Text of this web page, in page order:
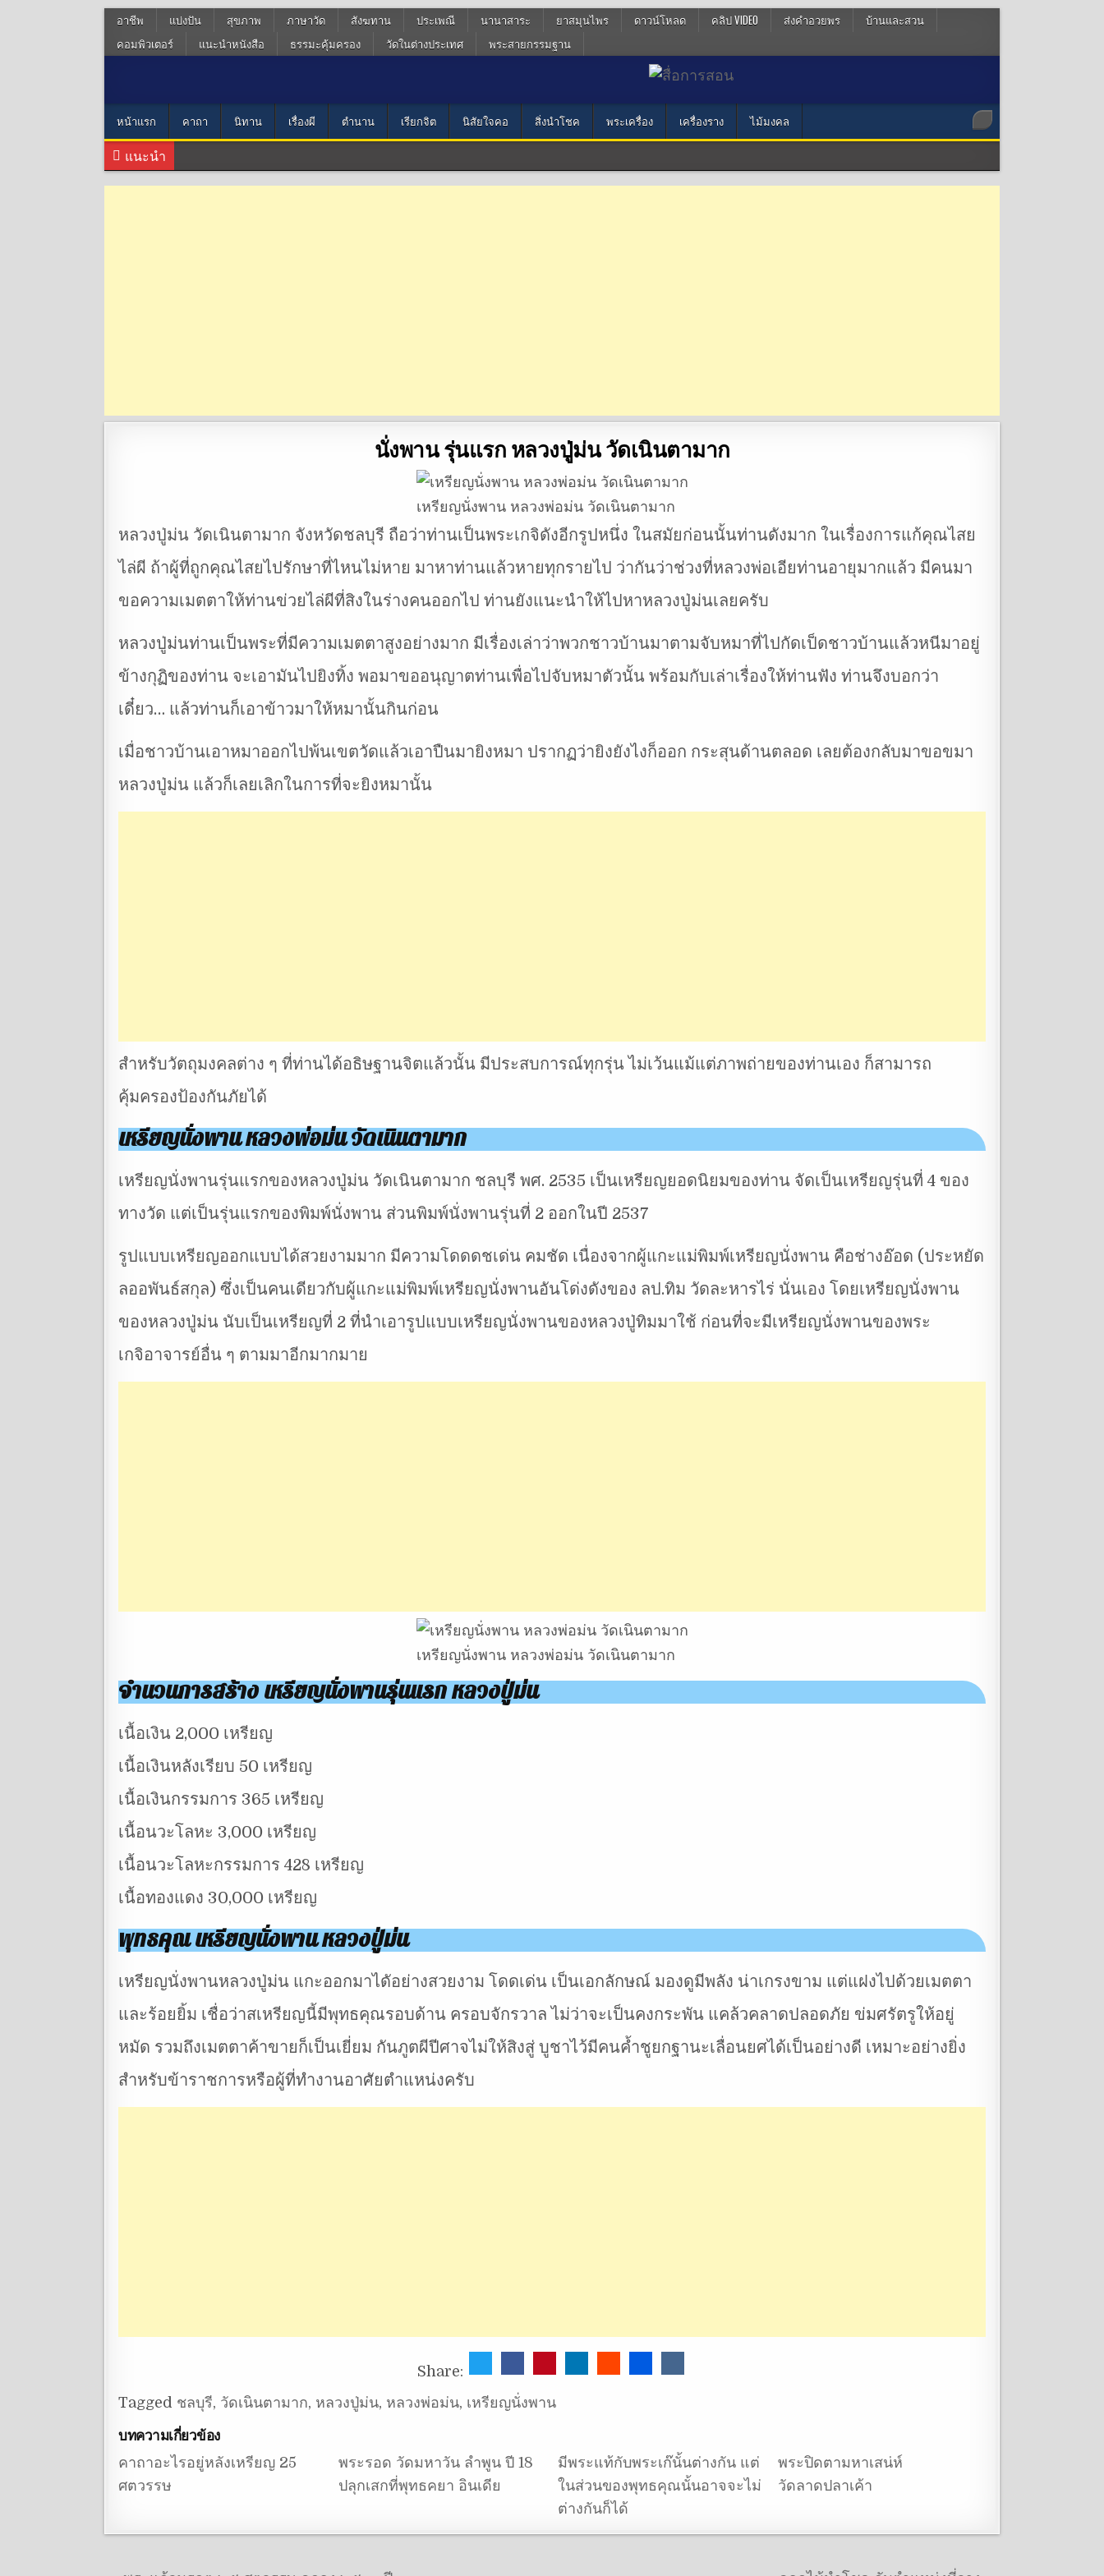
อาชีพ แบ่งปัน สุขภาพ ภาษาวัด สังฆทาน ประเพณี นานาสาระ ยาสมุนไพร ดาวน์โหลด คลิป VIDEO ส่งคำอวยพร
บ้านและสวน
คอมพิวเตอร์
แนะนำหนังสือ ธรรมะคุ้มครอง วัดในต่างประเทศ พระสายกรรมฐาน
หน้าแรก คาถา นิทาน เรื่องผี ตำนาน เรียกจิต นิสัยใจคอ สิ่งนำโชค พระเครื่อง เครื่องราง ไม้มงคล
แนะนำ
นั่งพาน รุ่นแรก หลวงปู่ม่น วัดเนินตามาก
เหรียญนั่งพาน หลวงพ่อม่น วัดเนินตามาก
หลวงปู่ม่น วัดเนินตามาก จังหวัดชลบุรี ถือว่าท่านเป็นพระเกจิดังอีกรูปหนึ่ง ในสมัยก่อนนั้นท่านดังมาก ในเรื่องการแก้คุณไสย
ไล่ผี ถ้าผู้ที่ถูกคุณไสยไปรักษาที่ไหนไม่หาย มาหาท่านแล้วหายทุกรายไป ว่ากันว่าช่วงที่หลวงพ่อเอียท่านอายุมากแล้ว มีคนมา
ขอความเมตตาให้ท่านข่วยไล่ผีที่สิงในร่างคนออกไป ท่านยังแนะนำให้ไปหาหลวงปู่ม่นเลยครับ
หลวงปู่ม่นท่านเป็นพระที่มีความเมตตาสูงอย่างมาก มีเรื่องเล่าว่าพวกชาวบ้านมาตามจับหมาที่ไปกัดเป็ดชาวบ้านแล้วหนีมาอยู่
ข้างกุฏิของท่าน จะเอามันไปยิงทิ้ง พอมาขออนุญาตท่านเพื่อไปจับหมาตัวนั้น พร้อมกับเล่าเรื่องให้ท่านฟัง ท่านจึงบอกว่า
เดี๋ยว… แล้วท่านก็เอาข้าวมาให้หมานั้นกินก่อน
เมื่อชาวบ้านเอาหมาออกไปพ้นเขตวัดแล้วเอาปืนมายิงหมา ปรากฏว่ายิงยังไงก็ออก กระสุนด้านตลอด เลยต้องกลับมาขอขมา
หลวงปู่ม่น แล้วก็เลยเลิกในการที่จะยิงหมานั้น
สำหรับวัตถุมงคลต่าง ๆ ที่ท่านได้อธิษฐานจิตแล้วนั้น มีประสบการณ์ทุกรุ่น ไม่เว้นแม้แต่ภาพถ่ายของท่านเอง ก็สามารถ
คุ้มครองป้องกันภัยได้
เหรียญนั่งพาน หลวงพ่อม่น วัดเนินตามาก
เหรียญนั่งพานรุ่นแรกของหลวงปู่ม่น วัดเนินตามาก ชลบุรี พศ. 2535 เป็นเหรียญยอดนิยมของท่าน จัดเป็นเหรียญรุ่นที่ 4 ของ
ทางวัด แต่เป็นรุ่นแรกของพิมพ์นั่งพาน ส่วนพิมพ์นั่งพานรุ่นที่ 2 ออกในปี 2537
รูปแบบเหรียญออกแบบได้สวยงามมาก มีความโดดดชเด่น คมชัด เนื่องจากผู้แกะแม่พิมพ์เหรียญนั่งพาน คือช่างอ๊อด (ประหยัด
ลออพันธ์สกุล) ซึ่งเป็นคนเดียวกับผู้แกะแม่พิมพ์เหรียญนั่งพานอันโด่งดังของ ลป.ทิม วัดละหารไร่ นั่นเอง โดยเหรียญนั่งพาน
ของหลวงปู่ม่น นับเป็นเหรียญที่ 2 ที่นำเอารูปแบบเหรียญนั่งพานของหลวงปู่ทิมมาใช้ ก่อนที่จะมีเหรียญนั่งพานของพระ
เกจิอาจารย์อื่น ๆ ตามมาอีกมากมาย
เหรียญนั่งพาน หลวงพ่อม่น วัดเนินตามาก
จำนวนการสร้าง เหรียญนั่งพานรุ่นแรก หลวงปู่ม่น
เนื้อเงิน 2,000 เหรียญ
เนื้อเงินหลังเรียบ 50 เหรียญ
เนื้อเงินกรรมการ 365 เหรียญ
เนื้อนวะโลหะ 3,000 เหรียญ
เนื้อนวะโลหะกรรมการ 428 เหรียญ
เนื้อทองแดง 30,000 เหรียญ
พุทธคุณ เหรียญนั่งพาน หลวงปู่ม่น
เหรียญนั่งพานหลวงปู่ม่น แกะออกมาไดัอย่างสวยงาม โดดเด่น เป็นเอกลักษณ์ มองดูมีพลัง น่าเกรงขาม แต่แฝงไปด้วยเมตตา
และร้อยยิ้ม เชื่อว่าสเหรียญนี้มีพุทธคุณรอบด้าน ครอบจักรวาล ไม่ว่าจะเป็นคงกระพัน แคล้วคลาดปลอดภัย ข่มศรัตรูให้อยู่
หมัด รวมถึงเมตตาค้าขายก็เป็นเยี่ยม กันภูตผีปีศาจไม่ให้สิงสู่ บูชาไว้มีคนค้ำชูยกฐานะเลื่อนยศได้เป็นอย่างดี เหมาะอย่างยิ่ง
สำหรับข้าราชการหรือผู้ที่ทำงานอาศัยตำแหน่งครับ
Share:
Tagged ชลบุรี, วัดเนินตามาก, หลวงปู่ม่น, หลวงพ่อม่น, เหรียญนั่งพาน
บทความเกี่ยวข้อง
คาถาอะไรอยู่หลังเหรียญ 25
ศตวรรษ
พระรอด วัดมหาวัน ลำพูน ปี 18
ปลุกเสกที่พุทธคยา อินเดีย
มีพระแท้กับพระเก๊นั้นต่างกัน แต่
ในส่วนของพุทธคุณนั้นอาจจะไม่
ต่างกันก็ได้
พระปิดตามหาเสน่ห์
วัดลาดปลาเค้า